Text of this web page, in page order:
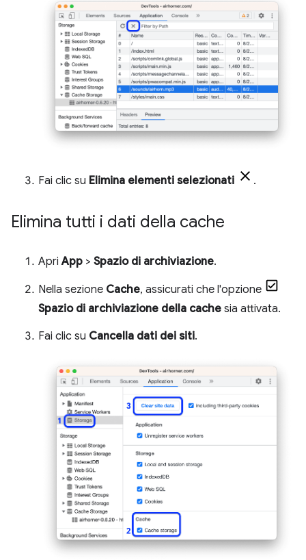
Fai clic su Elimina elementi selezionati .
Elimina tutti i dati della cache
ApriApp > Spazio di archiviazione.
Nella sezione Cache, assicurati che l'opzione
Spazio di archiviazione della cache sia attivata.
Fai clic su Cancella dati dei siti.